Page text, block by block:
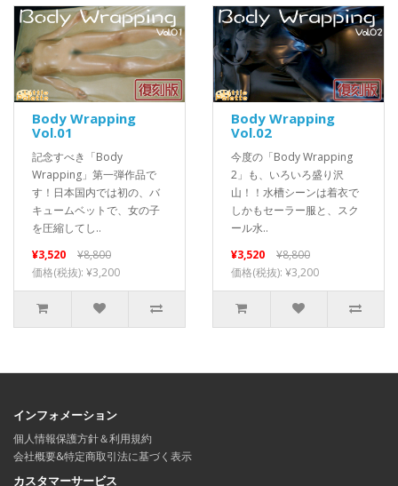
Body Wrapping
Vol.01
記念すべき「Body
Wrapping」第一弾作品で
す！日本国内では初の、バ
キュームベットで、女の子
を圧縮してし..
¥3,520
¥8,800
価格(税抜): ¥3,200
Body Wrapping
Vol.02
今度の「Body Wrapping
2」も、いろいろ盛り沢
山！！水槽シーンは着衣で
しかもセーラー服と、スク
ール水..
¥3,520
¥8,800
価格(税抜): ¥3,200
インフォメーション
個人情報保護方針＆利用規約
会社概要&特定商取引法に基づく表示
カスタマーサービス